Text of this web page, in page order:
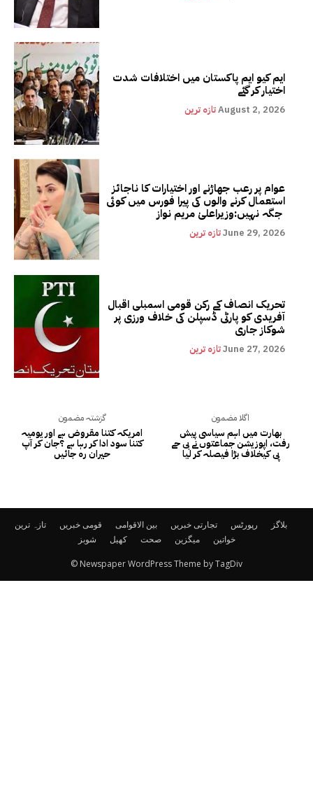
ایم کیو ایم پاکستان میں اختلافات شدت
اختیار کر گئے
تازہ ترینAugust 2, 2026
عوام پر رعب جھاڑنے اور اختیارات کا ناجائز
استعمال کرنے والوں کی پیرا فورس میں کوئی
تازہ ترینJune 29, 2026
تحریک انصاف کے رکن قومی اسمبلی اقبال
آفریدی کو پارٹی ڈسپلن کی خلاف ورزی پر
شوکاز جاری
تازہ ترینJune 27, 2026
گزشتہ مضمون
امریکہ کتنا مقروض ہے اور یومیہ
کتنا سود ادا کر رہا ہے ؟جان کر آپ
حیران رہ جائیں
اگلا مضمون
بھارت میں اہم سیاسی پیش
رفت، اپوزیشن جماعتوں نے بی جے
پی کیخلاف بڑا فیصلہ کر لیا
تازہ ترین قومی خبریں بین الاقوامی تجارتی خبریں رپورٹس
بلاگز
شوبز
کھیل صحت میگزین خواتین
© Newspaper WordPress Theme by TagDiv